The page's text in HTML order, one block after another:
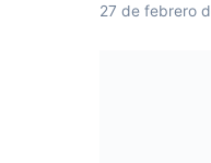
27 de febrero